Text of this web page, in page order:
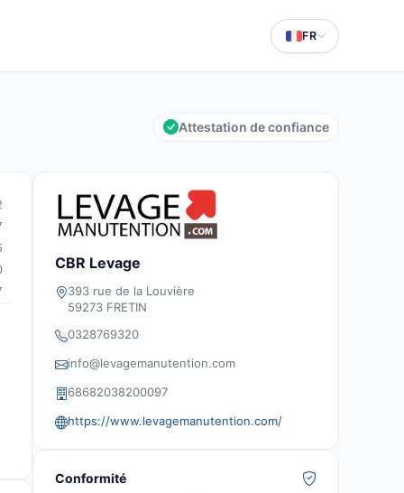
FR
Attestation de confiance
CBR Levage
393 rue de la Louvière
59273 FRETIN
0328769320
info@levagemanutention.com
68682038200097
https://www.levagemanutention.com/
Conformité